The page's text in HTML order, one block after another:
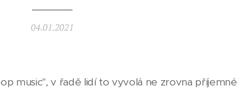
04.01.2021
music", v řadě lidí to vyvolá ne zrovna příjemné